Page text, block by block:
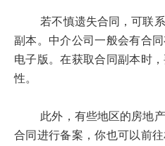
若不慎遗失合同，可联系
副本。中介公司一般会有合
电子版。在获取合同副本时
性。
此外，有些地区的房地产
合同进行备案，你也可以前